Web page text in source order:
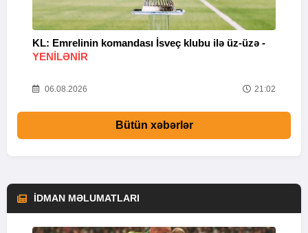
KL: Emrelinin komandası İsveç klubu ilə üz-üzə -
YENİLƏNİR
06.08.2026 21:02
Bütün xəbərlər
İDMAN MƏLUMATLARI